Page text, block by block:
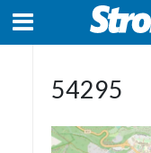
54295